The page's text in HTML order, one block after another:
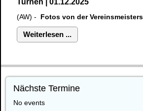
(AW) - Fotos von der
Weiterlesen ...
Nächste Termine
No events